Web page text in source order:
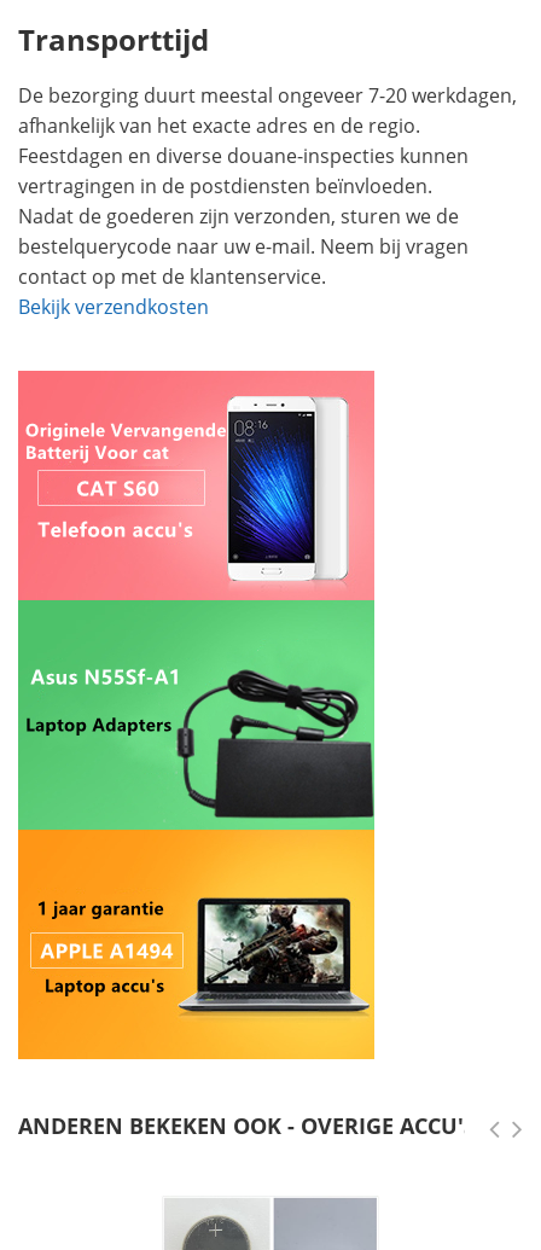
Transporttijd
De bezorging duurt meestal ongeveer 7-20 werkdagen,
afhankelijk van het exacte adres en de regio.
Feestdagen en diverse douane-inspecties kunnen
vertragingen in de postdiensten beïnvloeden.
Nadat de goederen zijn verzonden, sturen we de
bestelquerycode naar uw e-mail. Neem bij vragen
contact op met de klantenservice.
Bekijk verzendkosten
ANDEREN BEKEKEN OOK - OVERIGE ACCU'S